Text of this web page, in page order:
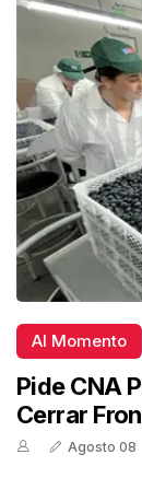
Al Momento
Pide CNA
Cerrar
Agosto 08